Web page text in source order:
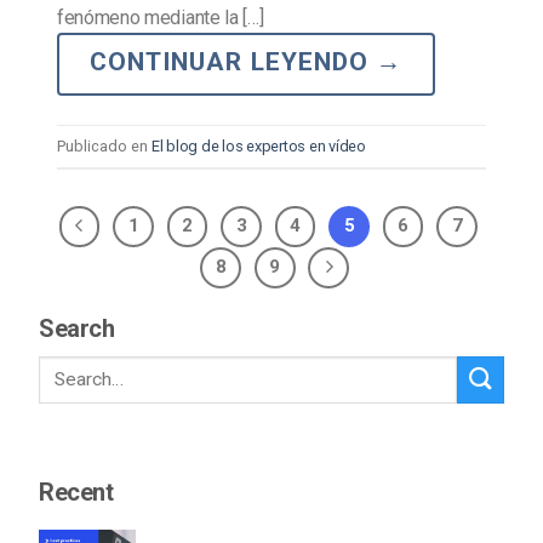
fenómeno mediante la […]
CONTINUAR LEYENDO →
Publicado en El blog de los expertos en vídeo
1 2 3 4 5 6
7
8
9
Search
Recent